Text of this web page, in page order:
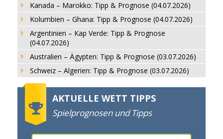
Kanada – Marokko: Tipp & Prognose (04.07.2026)
Kolumbien – Ghana: Tipp & Prognose (04.07.2026)
Argentinien – Kap Verde: Tipp & Prognose
(04.07.2026)
Australien – Ägypten: Tipp & Prognose (03.07.2026)
Schweiz – Algerien: Tipp & Prognose (03.07.2026)
AKTUELLE WETT TIPPS
Spielprognosen und Tipps